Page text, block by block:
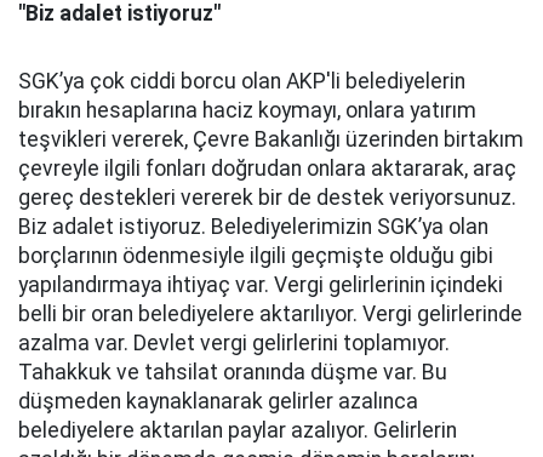
"Biz adalet istiyoruz"
SGK’ya çok ciddi borcu olan AKP'li belediyelerin
bırakın hesaplarına haciz koymayı, onlara yatırım
teşvikleri vererek, Çevre Bakanlığı üzerinden birtakım
çevreyle ilgili fonları doğrudan onlara aktararak, araç
gereç destekleri vererek bir de destek veriyorsunuz.
Biz adalet istiyoruz. Belediyelerimizin SGK’ya olan
borçlarının ödenmesiyle ilgili geçmişte olduğu gibi
yapılandırmaya ihtiyaç var. Vergi gelirlerinin içindeki
belli bir oran belediyelere aktarılıyor. Vergi gelirlerinde
azalma var. Devlet vergi gelirlerini toplamıyor.
Tahakkuk ve tahsilat oranında düşme var. Bu
düşmeden kaynaklanarak gelirler azalınca
belediyelere aktarılan paylar azalıyor. Gelirlerin